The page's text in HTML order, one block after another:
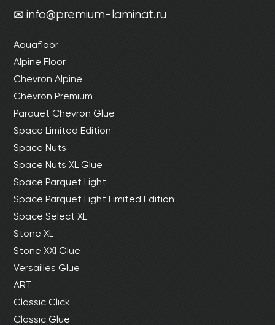
info@premium-laminat.ru
Aquafloor
Alpine Floor
Chevron Alpine
Chevron Premium
Parquet Chevron Glue
Space Limited Edition
Space Nuts
Space Nuts XL Glue
Space Parquet Light
Space Parquet Light Limited Edition
Space Select XL
Stone XL
Stone XXl Glue
Versailles Glue
ART
Classic Click
Classic Glue